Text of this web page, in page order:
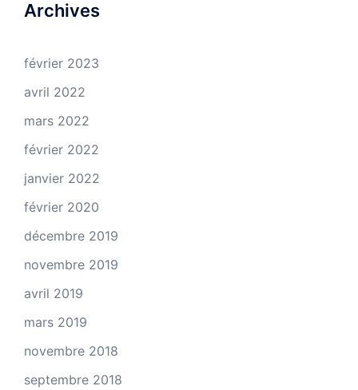
Archives
février 2023
avril 2022
mars 2022
février 2022
janvier 2022
février 2020
décembre 2019
novembre 2019
avril 2019
mars 2019
novembre 2018
septembre 2018